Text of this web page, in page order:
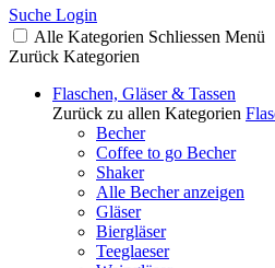
Suche Login
Alle Kategorien Schliessen Menü
Zurück Kategorien
Flaschen, Gläser & Tassen
Zurück zu allen Kategorien
Becher
Coffee to go Becher
Shaker
Alle Becher anzeigen
Gläser
Biergläser
Teeglaeser